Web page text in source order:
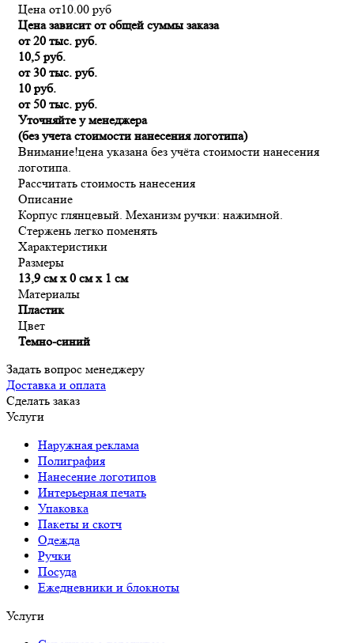
Цена от10.00 руб
Цена зависит от общей суммы заказа
от 20 тыс. руб.
10,5 руб.
от 30 тыс. руб.
10 руб.
от 50 тыс. руб.
Уточняйте у менеджера
(без учета стоимости нанесения логотипа)
Внимание!цена указана без учёта стоимости нанесения
логотипа.
Рассчитать стоимость нанесения
Описание
Корпус глянцевый. Механизм ручки: нажимной.
Стержень легко поменять
Характеристики
Размеры
13,9 см х 0 см х 1 см
Материалы
Пластик
Цвет
Темно-синий
Задать вопрос менеджеру
Доставка и оплата
Сделать заказ
Услуги
Наружная реклама
Полиграфия
Нанесение логотипов
Интерьерная печать
Упаковка
Пакеты и скотч
Одежда
Ручки
Посуда
Ежедневники и блокноты
Услуги